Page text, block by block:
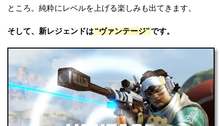
ところ。純粋にレベルを上げる楽しみも出てきます。
そして、新レジェンドは “ヴァンテージ”です。